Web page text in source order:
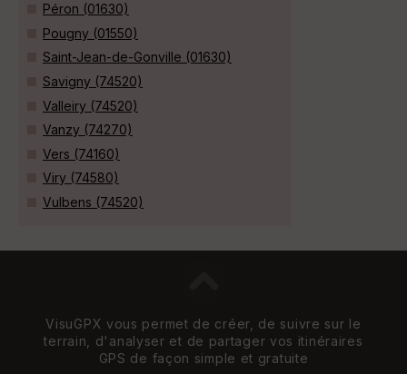
Péron (01630)
Pougny (01550)
Saint-Jean-de-Gonville (01630)
Savigny (74520)
Valleiry (74520)
Vanzy (74270)
Vers (74160)
Viry (74580)
Vulbens (74520)
VisuGPX vous permet de créer, de suivre sur le
terrain, d'analyser et de partager vos itinéraires
GPS de façon simple et gratuite